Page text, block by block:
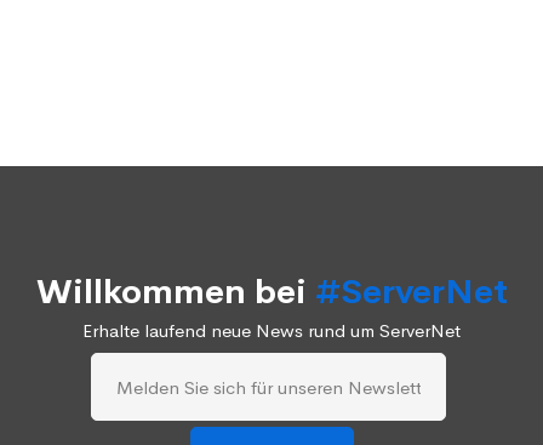
Willkommen bei #ServerNet
Erhalte laufend neue News rund um ServerNet